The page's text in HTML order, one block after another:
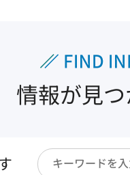
情報が見